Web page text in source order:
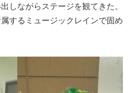
しながらステージを観てきた。
するミュージックレインで固め